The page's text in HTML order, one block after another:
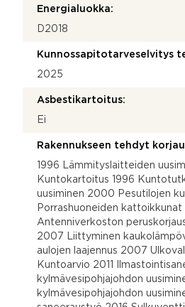
Energialuokka:
D2018
Kunnossapitotarveselvitys
2025
Asbestikartoitus:
Ei
Rakennukseen tehdyt
1996 Lämmityslaitteiden
Kuntokartoitus 1996
uusiminen 2000 Pesutilojen
Porrashuoneiden kattoikkunat
Antenniverkoston
2007 Liittyminen
aulojen laajennus 2007
Kuntoarvio 2011
kylmävesipohjajohdon
kylmävesipohjajohdon